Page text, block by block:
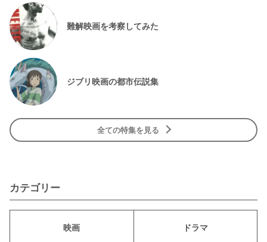
難解映画を考察してみた
ジブリ映画の都市伝説集
全ての特集を見る
カテゴリー
映画 ドラマ